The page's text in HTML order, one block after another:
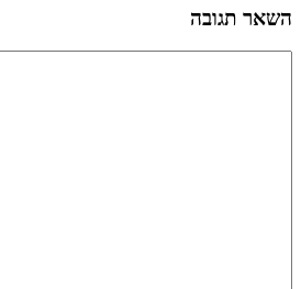
השאר תגובה